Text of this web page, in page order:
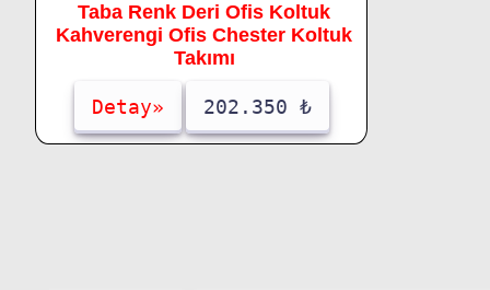
Taba Renk Deri Ofis Koltuk
Kahverengi Ofis Chester Koltuk
Takımı
Detay» 202.350 ₺